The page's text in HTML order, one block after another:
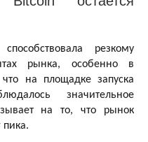
резкому
рынка, особенно в
на площадке запуска
значительное
на то, что рынок